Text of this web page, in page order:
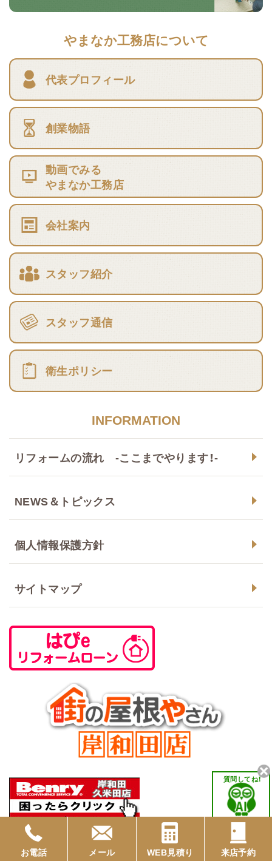
やまなか工務店について
代表プロフィール
創業物語
動画でみる
やまなか工務店
会社案内
スタッフ紹介
スタッフ通信
衛生ポリシー
INFORMATION
リフォームの流れ -ここまでやります！-
NEWS＆トピックス
個人情報保護方針
サイトマップ
お電話 メール WEB見積り 来店予約
質問してね！